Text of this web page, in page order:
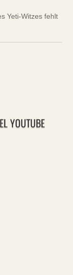
Yeti-Witzes fehlt
YOUTUBE